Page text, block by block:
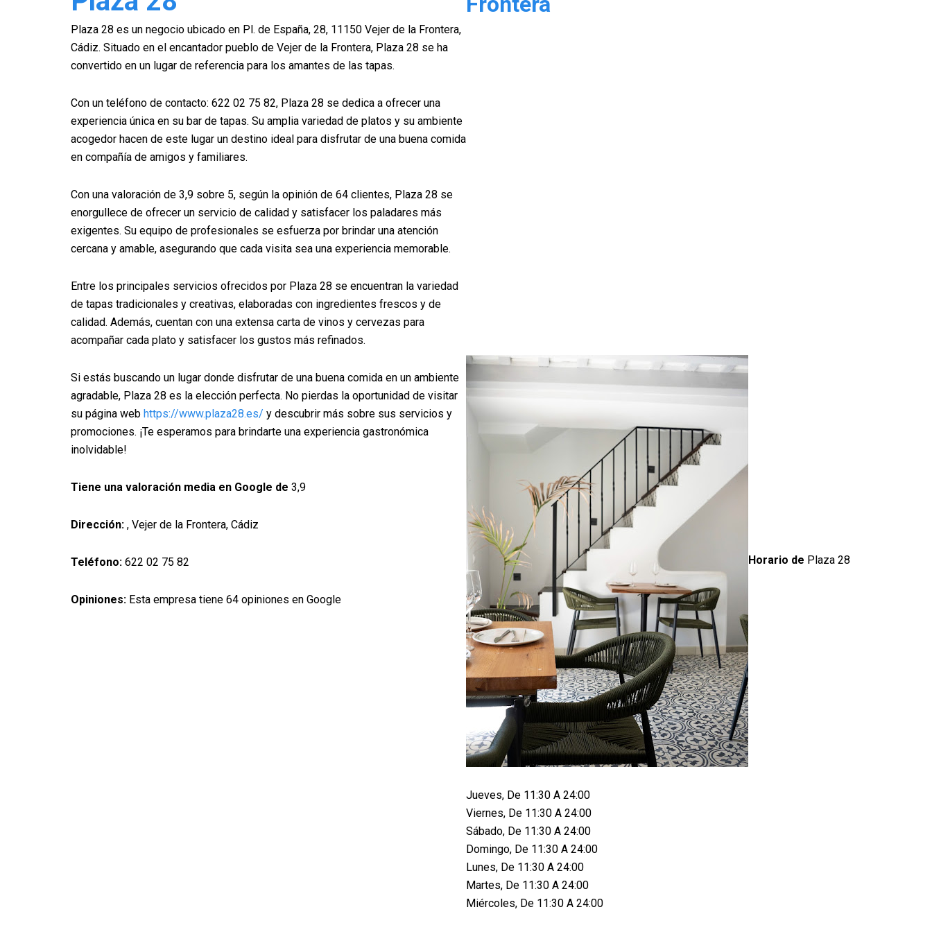
Plaza 28 es un negocio ubicado en Pl. de España, 28, 11150 Vejer de la Frontera,
Cádiz. Situado en el encantador pueblo de Vejer de la Frontera, Plaza 28 se ha
convertido en un lugar de referencia para los amantes de las tapas.
Con un teléfono de contacto: 622 02 75 82, Plaza 28 se dedica a ofrecer una
experiencia única en su bar de tapas. Su amplia variedad de platos y su ambiente
acogedor hacen de este lugar un destino ideal para disfrutar de una buena comida
en compañía de amigos y familiares.
Con una valoración de 3,9 sobre 5, según la opinión de 64 clientes, Plaza 28 se
enorgullece de ofrecer un servicio de calidad y satisfacer los paladares más
exigentes. Su equipo de profesionales se esfuerza por brindar una atención
cercana y amable, asegurando que cada visita sea una experiencia memorable.
Entre los principales servicios ofrecidos por Plaza 28 se encuentran la variedad
de tapas tradicionales y creativas, elaboradas con ingredientes frescos y de
calidad. Además, cuentan con una extensa carta de vinos y cervezas para
acompañar cada plato y satisfacer los gustos más refinados.
Si estás buscando un lugar donde disfrutar de una buena comida en un ambiente
agradable, Plaza 28 es la elección perfecta. No pierdas la oportunidad de visitar
su página web https://www.plaza28.es/ y descubrir más sobre sus servicios y
promociones. ¡Te esperamos para brindarte una experiencia gastronómica
inolvidable!
Tiene una valoración media en Google de 3,9
Dirección: , Vejer de la Frontera, Cádiz
Teléfono: 622 02 75 82
Opiniones: Esta empresa tiene 64 opiniones en Google
Horario de Plaza 28
Jueves, De 11:30 A 24:00
Viernes, De 11:30 A 24:00
Sábado, De 11:30 A 24:00
Domingo, De 11:30 A 24:00
Lunes, De 11:30 A 24:00
Martes, De 11:30 A 24:00
Miércoles, De 11:30 A 24:00